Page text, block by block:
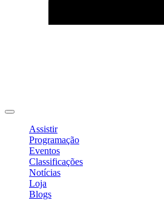
Assistir
Programação
Eventos
Classificações
Notícias
Loja
Blogs